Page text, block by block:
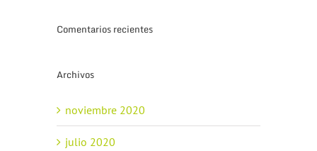
Comentarios recientes
Archivos
noviembre 2020
julio 2020